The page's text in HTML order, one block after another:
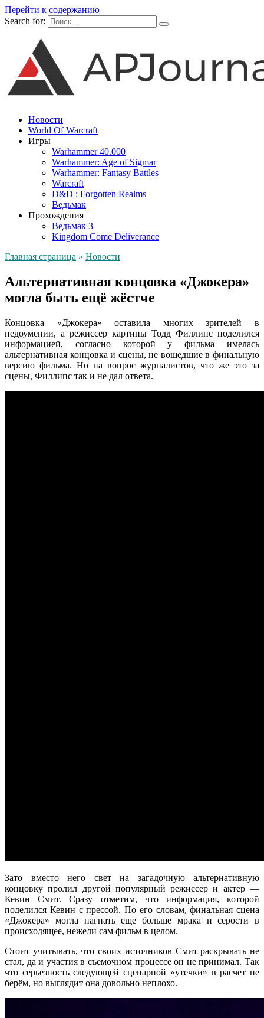
Перейти к содержанию
Search for:
Новости
World Of Warcraft
Игры
Warhammer 40.000
Warhammer: Age of Sigmar
Warhammer: Fantasy Battles
Warcraft
D&D : Forgotten Realms
Ведьмак
Прохождения
Ведьмак 3
Kingdom Come Deliverance
Главная страница » Новости
Альтернативная концовка «Джокера»
могла быть ещё жёстче
Концовка «Джокера» оставила многих зрителей в
недоумении, а режиссер картины Тодд Филлипс поделился
информацией, согласно которой у фильма имелась
альтернативная концовка и сцены, не вошедшие в финальную
версию фильма. Но на вопрос журналистов, что же это за
сцены, Филлипс так и не дал ответа.
Зато вместо него свет на загадочную альтернативную
концовку пролил другой популярный режиссер и актер —
Кевин Смит. Сразу отметим, что информация, которой
поделился Кевин с прессой. По его словам, финальная сцена
«Джокера» могла нагнать еще больше мрака и серости в
происходящее, нежели сам фильм в целом.
Стоит учитывать, что своих источников Смит раскрывать не
стал, да и участия в съемочном процессе он не принимал. Так
что серьезность следующей сценарной «утечки» в расчет не
берём, но выглядит она довольно неплохо.